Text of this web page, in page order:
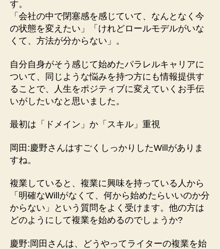
す。
「会社の中で閉塞感を感じていて、なんとなく今
の状態を変えたい」「けれどロールモデルがいな
くて、方法が分からない」。
自分自身がそう感じて始めたパラレルキャリアに
ついて、同じような悩みを持つ方にも情報提供す
ることで、人生をポジティブに変えていくお手伝
いがしたいなと思いました。
最初は「ドメイン」か「スキル」重視
岡田:慶野さんはすごくしっかりしたWillがありま
すね。
複業していると、複業に興味を持っている人から
「明確なWillがなくて、何から始めたらいいのか分
からない」という質問をよく受けます。他の方は
どのようにして複業を始めるのでしょうか?
慶野:岡田さんは、どうやってライターの複業を始